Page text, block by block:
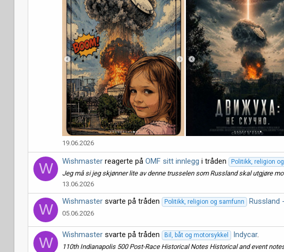
19.06.2026
W Wishmaster reagerte på OMF sitt innlegg i tråden Politikk, religion
Jeg må si jeg skjønner lite av denne trusselen som Russland skal utgjøre
13.06.2026
W
Wishmaster svarte på tråden Politikk, religion og samfunn Russland
05.06.2026
W
Wishmaster svarte på tråden Bil, båt og motorsykkel Indycar.
110th Indianapolis 500 Post-Race Historical Notes Historical and event